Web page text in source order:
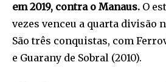
em 2019, contra o Manaus. O
vezes venceu a quarta divisão
São três conquistas, com
e Guarany de Sobral (2010).